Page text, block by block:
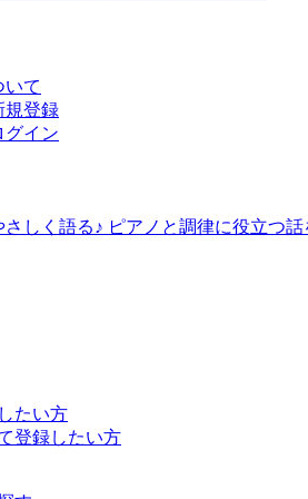
いて
規登録
グイン
しく語る♪ ピアノと調律に役立つ話
たい方
登録したい方